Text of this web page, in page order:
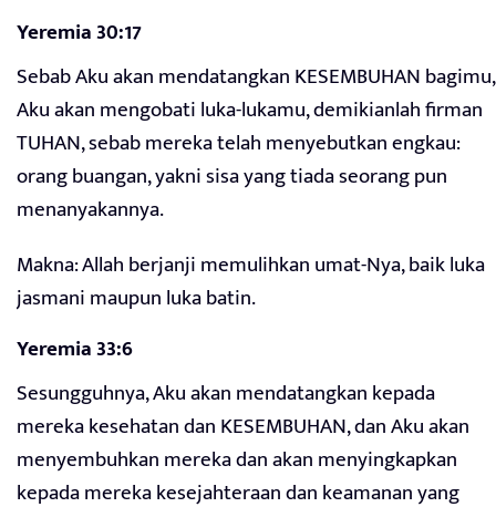
Yeremia 30:17
Sebab Aku akan mendatangkan KESEMBUHAN bagimu,
Aku akan mengobati luka-lukamu, demikianlah firman
TUHAN, sebab mereka telah menyebutkan engkau:
orang buangan, yakni sisa yang tiada seorang pun
menanyakannya.
Makna: Allah berjanji memulihkan umat-Nya, baik luka
jasmani maupun luka batin.
Yeremia 33:6
Sesungguhnya, Aku akan mendatangkan kepada
mereka kesehatan dan KESEMBUHAN, dan Aku akan
menyembuhkan mereka dan akan menyingkapkan
kepada mereka kesejahteraan dan keamanan yang